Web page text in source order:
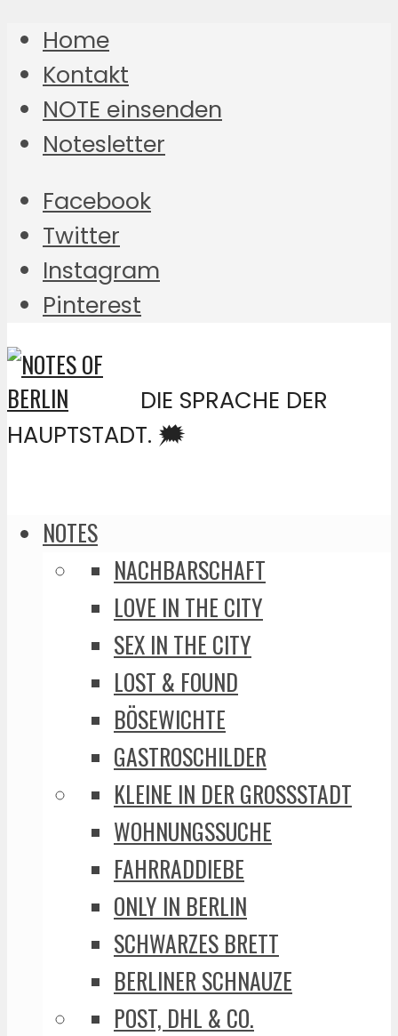
Home
Kontakt
NOTE einsenden
Notesletter
Facebook
Twitter
Instagram
Pinterest
DIE SPRACHE DER
HAUPTSTADT. 🗯️
NOTES
NACHBARSCHAFT
LOVE IN THE CITY
SEX IN THE CITY
LOST & FOUND
BÖSEWICHTE
GASTROSCHILDER
KLEINE IN DER GROSSSTADT
WOHNUNGSSUCHE
FAHRRADDIEBE
ONLY IN BERLIN
SCHWARZES BRETT
BERLINER SCHNAUZE
POST, DHL & CO.